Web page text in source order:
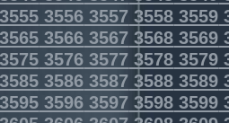
3555 3556 3557 3558 3559
3565 3566 3567 3568 3569
3575 3576 3577 3578 3579
3585 3586 3587 3588 3589
3595 3596 3597 3598 3599